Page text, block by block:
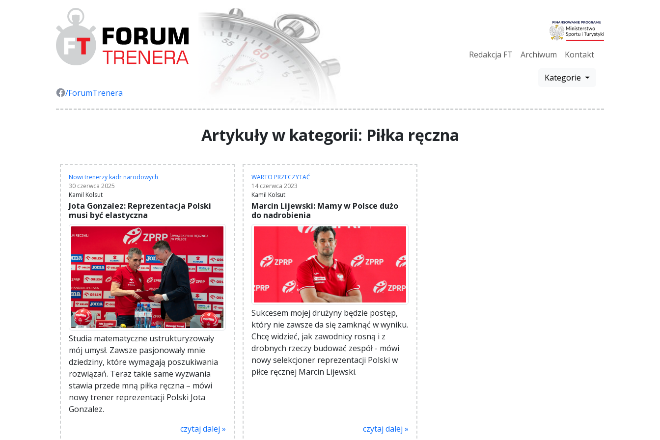
/ForumTrenera
Redakcja FT Archiwum Kontakt
Kategorie
Artykuły w kategorii: Piłka ręczna
Nowi trenerzy kadr narodowych
30 czerwca 2025
Kamil Kolsut
Jota Gonzalez: Reprezentacja Polski
musi być elastyczna
Studia matematyczne ustrukturyzowały
mój umysł. Zawsze pasjonowały mnie
dziedziny, które wymagają poszukiwania
rozwiązań. Teraz takie same wyzwania
stawia przede mną piłka ręczna – mówi
nowy trener reprezentacji Polski Jota
Gonzalez.
czytaj dalej »
WARTO PRZECZYTAĆ
14 czerwca 2023
Kamil Kolsut
Marcin Lijewski: Mamy w Polsce dużo
do nadrobienia
Sukcesem mojej drużyny będzie postęp,
który nie zawsze da się zamknąć w wyniku.
Chcę widzieć, jak zawodnicy rosną i z
drobnych rzeczy budować zespół - mówi
nowy selekcjoner reprezentacji Polski w
piłce ręcznej Marcin Lijewski.
czytaj dalej »